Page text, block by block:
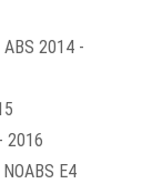
ABS 2014 -
2016
E4